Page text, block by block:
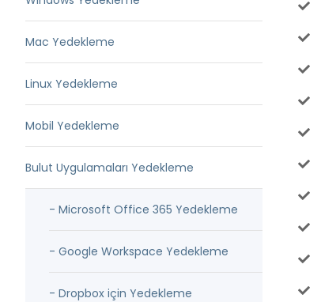
Mac Yedekleme
Linux Yedekleme
Mobil Yedekleme
Bulut Uygulamaları Yedekleme
- Microsoft Office 365 Yedekleme
- Google Workspace Yedekleme
- Dropbox için Yedekleme